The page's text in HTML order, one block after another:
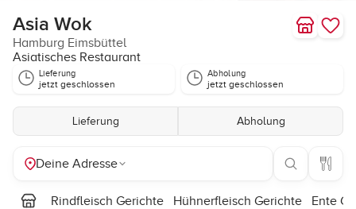
Asia Wok
Hamburg Eimsbüttel
Asiatisches Restaurant
Lieferung
jetzt geschlossen
Abholung
jetzt geschlossen
Lieferung Abholung
Deine Adresse
Rindfleisch Gerichte Hühnerfleisch Gerichte Ente